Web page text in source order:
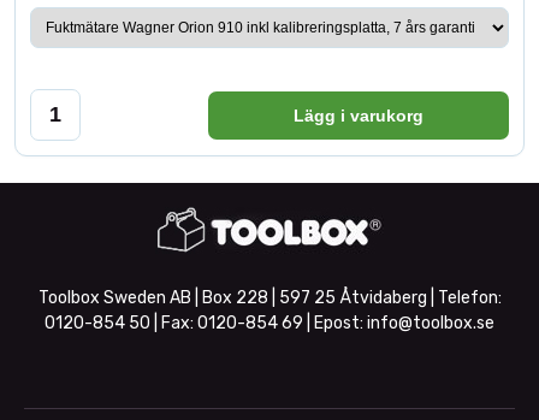
Lägg i varukorg
Toolbox Sweden AB | Box 228 | 597 25 Åtvidaberg | Telefon:
0120-854 50 | Fax: 0120-854 69 | Epost: info@toolbox.se